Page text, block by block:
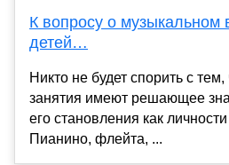
К вопросу о музыкальном
детей…
Никто не будет спорить с
занятия имеют решающее
его становления как
Пианино, флейта, ...